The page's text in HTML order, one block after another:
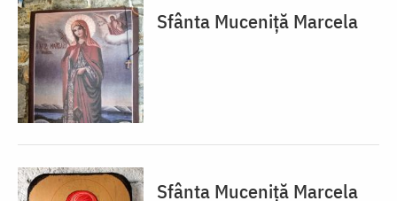
Sfânta Muceniță Marcela
Sfânta Muceniță Marcela